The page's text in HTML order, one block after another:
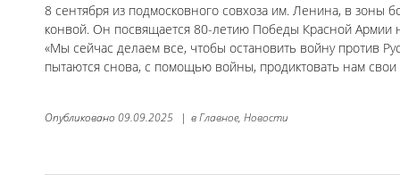
8 сентября из подмосковного совхоза им. Ленина, в зоны
конвой. Он посвящается 80-летию Победы Красной
«Мы сейчас делаем все, чтобы остановить войну против
пытаются снова, с помощью войны, продиктовать нам свои
Опубликовано 09.09.2025 | вГлавное, Новости